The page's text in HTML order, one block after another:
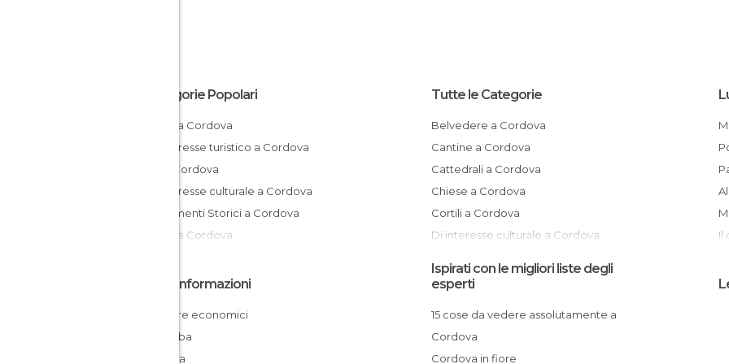
Categorie Popolari
Cortili a Cordova
Di interesse turistico a Cordova
Vie a Cordova
Di interesse culturale a Cordova
Monumenti Storici a Cordova
Musei a Cordova
Tutte le Categorie
Belvedere a Cordova
Cantine a Cordova
Cattedrali a Cordova
Chiese a Cordova
Cortili a Cordova
Di interesse culturale a Cordova
Feste a Cordova
Mercati a Cordova
Monumenti Storici a Cordova
Altre Informazioni
Dormire economici
Córdoba
Spagna
Ispirati con le migliori liste degli
esperti
15 cose da vedere assolutamente a
Cordova
Cordova in fiore